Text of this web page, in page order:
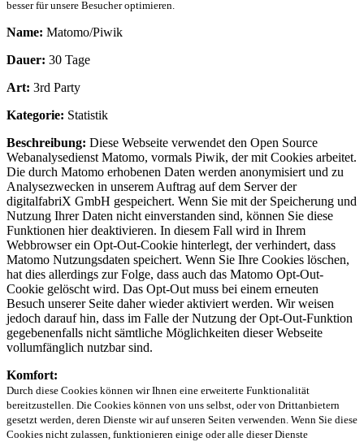
besser für unsere Besucher optimieren.
Name: Matomo/Piwik
Dauer: 30 Tage
Art: 3rd Party
Kategorie: Statistik
Beschreibung: Diese Webseite verwendet den Open Source
Webanalysedienst Matomo, vormals Piwik, der mit Cookies arbeitet.
Die durch Matomo erhobenen Daten werden anonymisiert und zu
Analysezwecken in unserem Auftrag auf dem Server der
digitalfabriX GmbH gespeichert. Wenn Sie mit der Speicherung und
Nutzung Ihrer Daten nicht einverstanden sind, können Sie diese
Funktionen hier deaktivieren. In diesem Fall wird in Ihrem
Webbrowser ein Opt-Out-Cookie hinterlegt, der verhindert, dass
Matomo Nutzungsdaten speichert. Wenn Sie Ihre Cookies löschen,
hat dies allerdings zur Folge, dass auch das Matomo Opt-Out-
Cookie gelöscht wird. Das Opt-Out muss bei einem erneuten
Besuch unserer Seite daher wieder aktiviert werden. Wir weisen
jedoch darauf hin, dass im Falle der Nutzung der Opt-Out-Funktion
gegebenenfalls nicht sämtliche Möglichkeiten dieser Webseite
vollumfänglich nutzbar sind.
Komfort:
Durch diese Cookies können wir Ihnen eine erweiterte Funktionalität
bereitzustellen. Die Cookies können von uns selbst, oder von Drittanbietern
gesetzt werden, deren Dienste wir auf unseren Seiten verwenden. Wenn Sie diese
Cookies nicht zulassen, funktionieren einige oder alle dieser Dienste